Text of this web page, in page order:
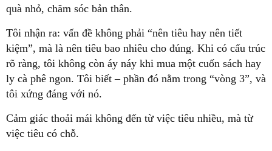
quà nhỏ, chăm sóc bản thân.
Tôi nhận ra: vấn đề không phải “nên tiêu hay nên tiết
kiệm”, mà là nên tiêu bao nhiêu cho đúng. Khi có cấu trúc
rõ ràng, tôi không còn áy náy khi mua một cuốn sách hay
ly cà phê ngon. Tôi biết – phần đó nằm trong “vòng 3”, và
tôi xứng đáng với nó.
Cảm giác thoải mái không đến từ việc tiêu nhiều, mà từ
việc tiêu có chỗ.